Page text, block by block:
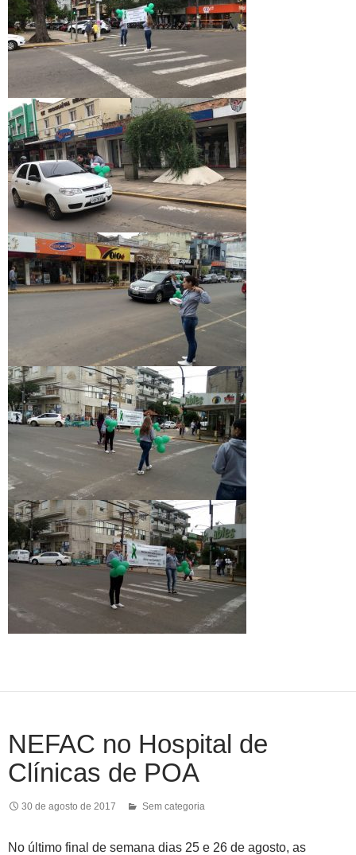
NEFAC no Hospital de
Clínicas de POA
30 de agosto de 2017 Sem categoria
No último final de semana dias 25 e 26 de agosto, as